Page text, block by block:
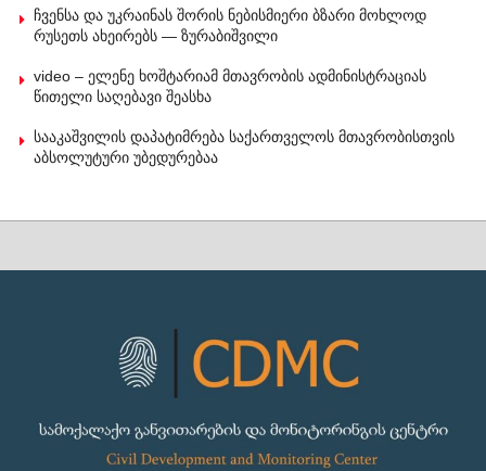
ჩვენსა და უკრაინას შორის ნებისმიერი ბზარი მოხლოდ
რუსეთს ახეირებს — ზურაბიშვილი
video – ელენე ხოშტარიამ მთავრობის ადმინისტრაციას
წითელი საღებავი შეასხა
სააკაშვილის დაპატიმრება საქართველოს მთავრობისთვის
აბსოლუტური უბედურებაა